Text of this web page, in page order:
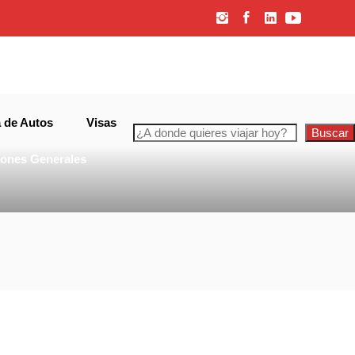
de Autos Visas
Buscar
cruce
Generales